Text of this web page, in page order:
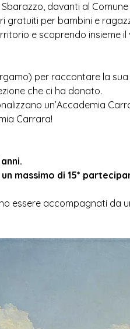
davanti al
gratuiti per bambini e
e scoprendo insieme il
per raccontare la
che ci ha donato.
un’Accademia
Carrara!
massimo di 15*
essere accompagnati da